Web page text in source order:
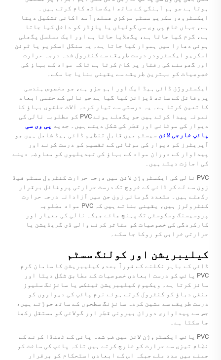
ہوتا ہے جو ہم آہنگی کے ساتھ ایک ساتھ کام کرتے ہیں۔
ایکسٹرودر سکریو سسٹم مرکزی عملدرآمد اکائی تشکیل دیتا
ہے، جہاں خام پی وی سی گولیاں یا پاؤڈر کو داخل کیا جاتا
ہے، گرم کیا جاتا ہے، پگھلایا جاتا ہے اور ایک مسلسل پگھلی
ہوئی دھارا میں ہموار کیا جاتا ہے۔ یہ سنگل اسکریو یا ٹوئن
اسکریو ایکسٹرودر درست طریقے سے کنٹرول شدہ درجہ حرارت
اور گھومنے کی رفتار پر کام کرتا ہے تاکہ مواد کے بہاؤ کی
خصوصیات کو بہترین طریقے سے یقینی بنایا جا سکے۔
ایکسٹروژن ڈائی ہیڈ ایک اور اہم جزو ہے، جو مخصوص ہندسی
پروفائل کے ساتھ ڈیزائن کیا گیا ہے جو نالی کے حتمی ابعاد
کا تعین کرتا ہے۔ یہ درستی سے تیار کردہ آلات حلقوی بہاؤ کا
نمونہ پیدا کرتے ہیں جو پگھلے ہوئے PVC کو مطلوبہ نالی کی
دیوار کی موٹائی اور قطر کی شکل دیتے ہیں۔ جدید پی وی سی
پائپ خارجی لائن سیسٹم میں قابلِ تنظیم ڈائی ہیڈ شامل ہیں جو
آپریٹرز کو دیوار کی موٹائی کے تقسیم کو درست کرنے اور
پیداوار کے دوران مواد کے بہاؤ کی تبدیلیوں کو معاوضہ دینے
کی اجازت دیتے ہیں۔
PVC نالی کی ایکسٹروژن لائن میں درجہ حرارت کنٹرول سسٹم فیڈ
زون سے لے کر ڈائی کے خروج تک درست حرارتی پروفائل برقرار
رکھتے ہیں۔ متعدد گرمائی زون جن میں آزادانہ درجہ حرارت
کنٹرولرز ہیں، یقینی بناتے ہیں کہ PVC مواد مطلوبہ
پروسیسنگ وسکوسٹی تک پہنچ جائے جبکہ نالی کی معیار اور
کارکردگی کی خصوصیات کو متاثر کرنے والی ڈی گریڈیشن یا
حرارتی خرابی کو روکا جا سکے۔
کیلیبریشن اور کولنگ سسٹم
ڈائی کے باہر نکلنے کے فوراً بعد، کیلیبریشن کا سامان گرم
PVC پائپ کو درست ابعادی خصوصیات کے مطابق شکل دیتا اور
سائز کرتا ہے۔ ویکیوم کیلیبریشن ٹینکس یا سائزِنگ سلیوز
منفی دباؤ کو کنٹرول کرتے ہوئے نرم پائپ کی دیواروں کو
درست طریقے سے مشین کردہ سائزِنگ سطحوں کے ساتھ جوڑتے ہیں،
جس سے پیداواری دوران بیرونی قطر اور گولائی کو مستقل رکھا
جا سکتا ہے۔
PVC پائپ ایکسٹروژن لائن میں ضم شدہ پانی کے ٹھنڈا کرنے کے
نظام تیزی سے حرارت کو خارج کرتے ہیں تاکہ پائپ کی ساخت کو
جمنے میں مدد ملے جبکہ اس کے ابعادی استحکام کو برقرار